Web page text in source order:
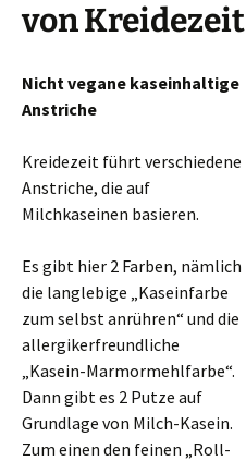
von Kreidezeit
Nicht vegane kaseinhaltige
Anstriche
Kreidezeit führt verschiedene
Anstriche, die auf
Milchkaseinen basieren.
Es gibt hier 2 Farben, nämlich
die langlebige „Kaseinfarbe
zum selbst anrühren“ und die
allergikerfreundliche
„Kasein-Marmormehlfarbe“.
Dann gibt es 2 Putze auf
Grundlage von Milch-Kasein.
Zum einen den feinen „Roll-